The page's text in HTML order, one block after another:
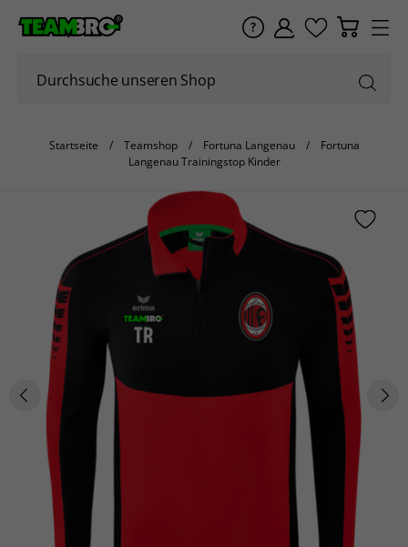
Startseite Teamshop Fortuna Langenau
Fortuna
Langenau Trainingstop Kinder